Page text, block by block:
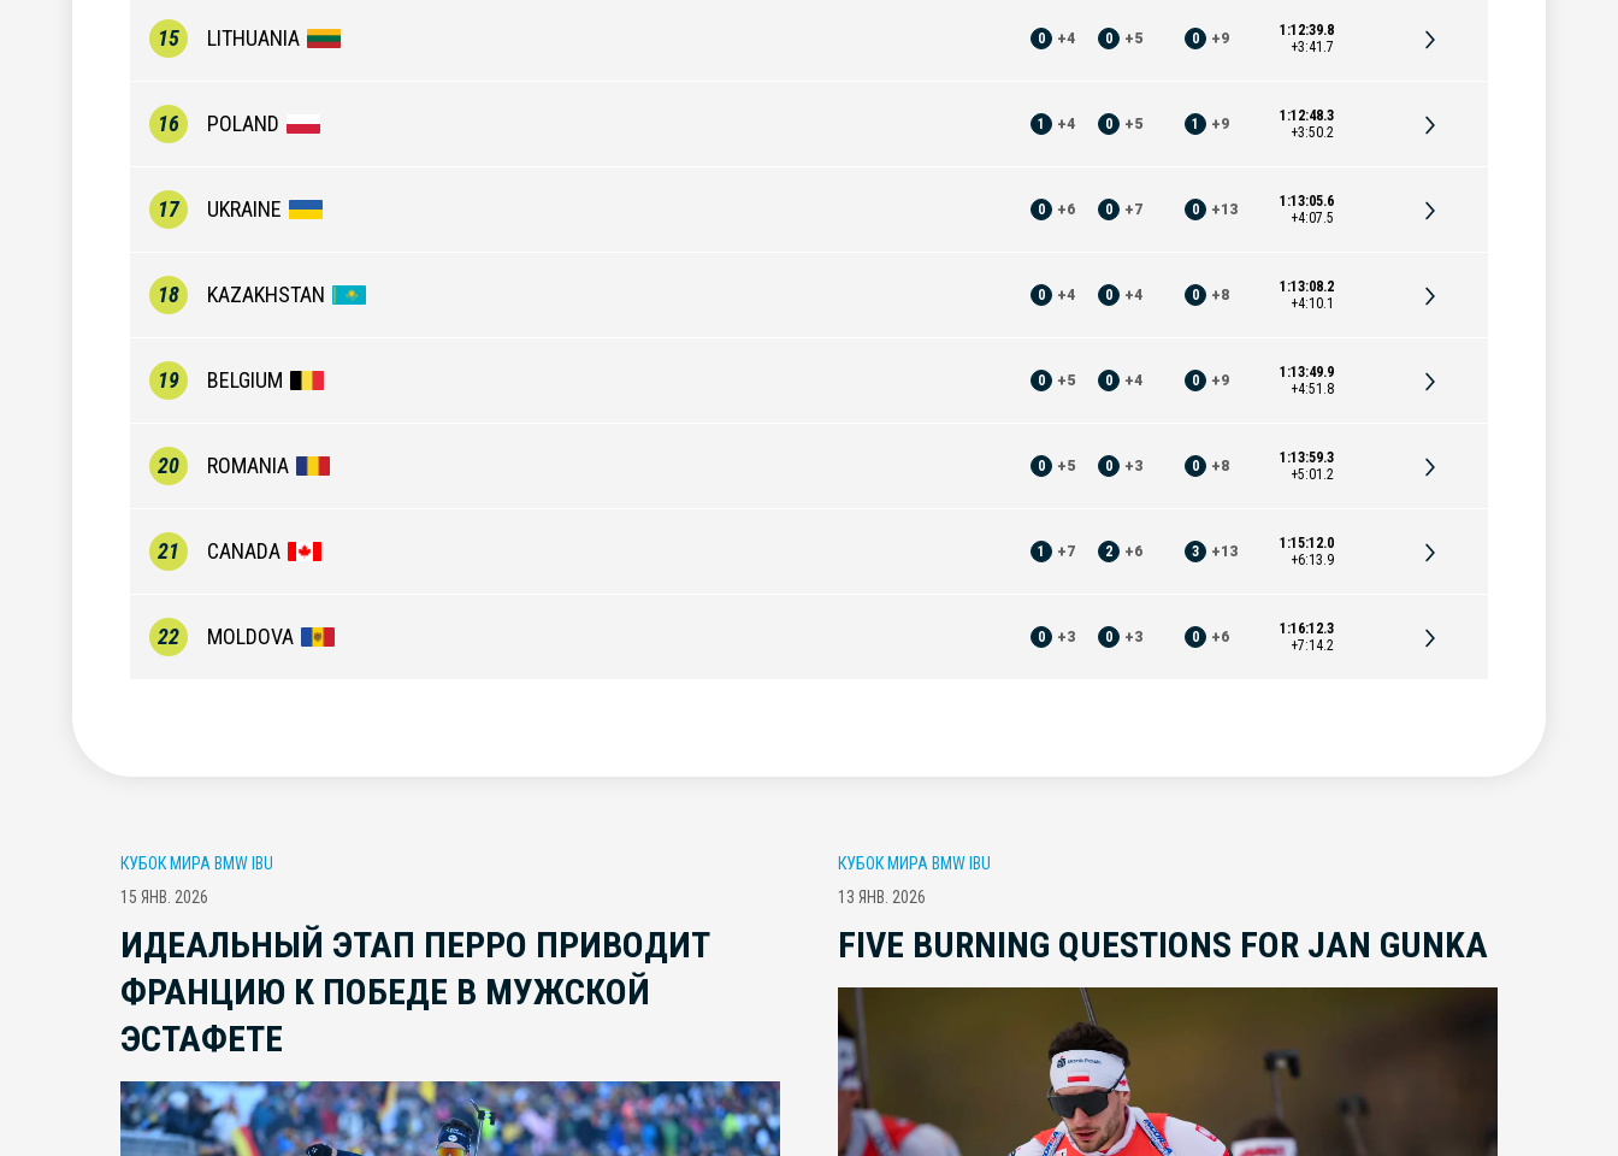
15 LITHUANIA 0 +4 0 +5 0 +9
1:12:39.8
+3:41.7
16 POLAND 1 +4 0 +5 1 +9
1:12:48.3
+3:50.2
17 UKRAINE 0 +6 0 +7 0 +13
1:13:05.6
+4:07.5
18 KAZAKHSTAN 0 +4 0 +4 0 +8
1:13:08.2
+4:10.1
19 BELGIUM 0 +5 0 +4 0 +9
1:13:49.9
+4:51.8
20 ROMANIA 0 +5 0 +3 0 +8
1:13:59.3
+5:01.2
21 CANADA 1 +7 2 +6 3 +13
1:15:12.0
+6:13.9
22 MOLDOVA 0 +3 0 +3 0 +6
1:16:12.3
+7:14.2
КУБОК МИРА BMW IBU
15 ЯНВ. 2026
ИДЕАЛЬНЫЙ ЭТАП ПЕРРО ПРИВОДИТ
ФРАНЦИЮ К ПОБЕДЕ В МУЖСКОЙ
ЭСТАФЕТЕ
КУБОК МИРА BMW IBU
13 ЯНВ. 2026
FIVE BURNING QUESTIONS FOR JAN GUNKA